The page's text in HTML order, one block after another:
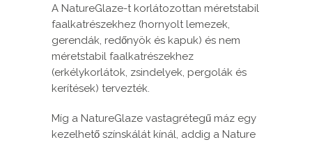
A NatureGlaze-t korlátozottan méretstabil
faalkatrészekhez (hornyolt lemezek,
gerendák, redőnyök és kapuk) és nem
méretstabil faalkatrészekhez
(erkélykorlátok, zsindelyek, pergolák és
kerítések) tervezték.
Míg a NatureGlaze vastagrétegű máz egy
kezelhető színskálát kínál, addig a Nature